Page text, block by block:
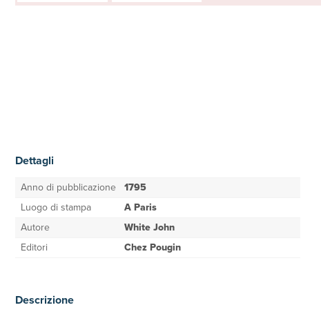
Dettagli
Anno di pubblicazione 1795
Luogo di stampa
A Paris
Autore
White John
Editori
Chez Pougin
Descrizione